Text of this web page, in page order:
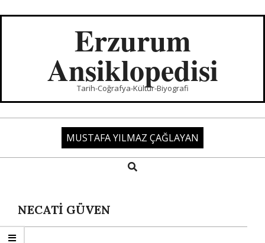
Erzurum
Ansiklopedisi
Tarih-Coğrafya-Kültür-Biyografi
MUSTAFA YILMAZ ÇAĞLAYAN
Search
NECATİ GÜVEN